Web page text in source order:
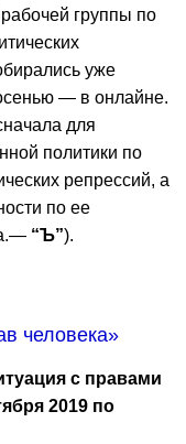
группы по
уже
— в онлайне.
для
политики по
репрессий, а
по ее
“Ъ”).
человека»
с правами
2019 по